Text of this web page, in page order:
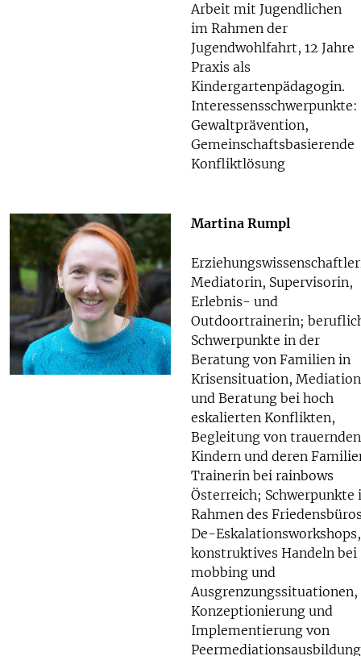
Arbeit mit Jugendlichen
im Rahmen der
Jugendwohlfahrt, 12 Jahre
Praxis als
Kindergartenpädagogin.
Interessensschwerpunkte:
Gewaltprävention,
Gemeinschaftsbasierende
Konfliktlösung
Martina Rumpl
Mediatorin, Supervisorin,
Erlebnis- und
Outdoortrainerin;
Schwerpunkte in der
Beratung von Familien in
Krisensituation, Mediation
und Beratung bei hoch
eskalierten Konflikten,
Begleitung von trauernden
Kindern und deren
Trainerin bei rainbows
Österreich; Schwerpunkte
Rahmen des
De-Eskalationsworkshops,
konstruktives Handeln bei
mobbing und
Ausgrenzungssituationen,
Konzeptionierung und
Implementierung von